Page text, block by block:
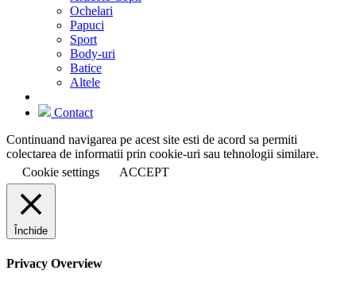
Ochelari
Papuci
Sport
Body-uri
Batice
Altele
Contact
Continuand navigarea pe acest site esti de acord sa permiti
colectarea de informatii prin cookie-uri sau tehnologii similare.
Cookie settings
ACCEPT
Închide
Privacy Overview